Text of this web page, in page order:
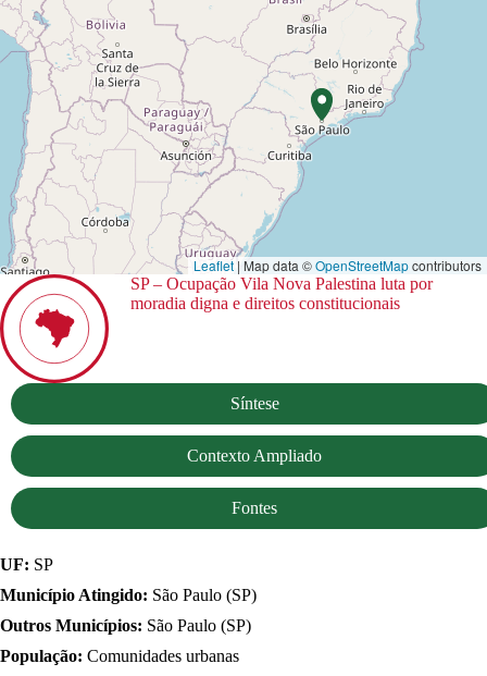
Leaflet | Map data ©OpenStreetMapcontributors
SP – Ocupação Vila Nova Palestina luta por
moradia digna e direitos constitucionais
Síntese
Contexto Ampliado
Fontes
UF: SP
Município Atingido: São Paulo (SP)
Outros Municípios: São Paulo (SP)
População: Comunidades urbanas